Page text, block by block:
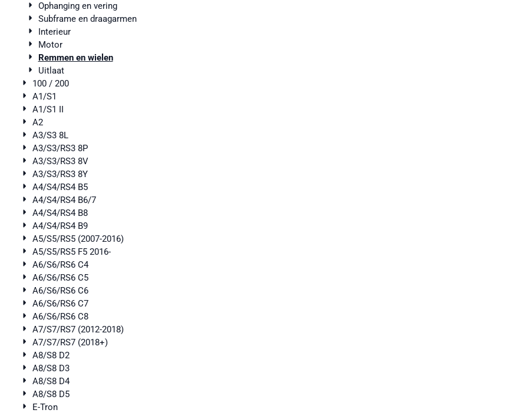
Ophanging en vering
Subframe en draagarmen
Interieur
Motor
Remmen en wielen
Uitlaat
100 / 200
A1/S1
A1/S1 II
A2
A3/S3 8L
A3/S3/RS3 8P
A3/S3/RS3 8V
A3/S3/RS3 8Y
A4/S4/RS4 B5
A4/S4/RS4 B6/7
A4/S4/RS4 B8
A4/S4/RS4 B9
A5/S5/RS5 (2007-2016)
A5/S5/RS5 F5 2016-
A6/S6/RS6 C4
A6/S6/RS6 C5
A6/S6/RS6 C6
A6/S6/RS6 C7
A6/S6/RS6 C8
A7/S7/RS7 (2012-2018)
A7/S7/RS7 (2018+)
A8/S8 D2
A8/S8 D3
A8/S8 D4
A8/S8 D5
E-Tron